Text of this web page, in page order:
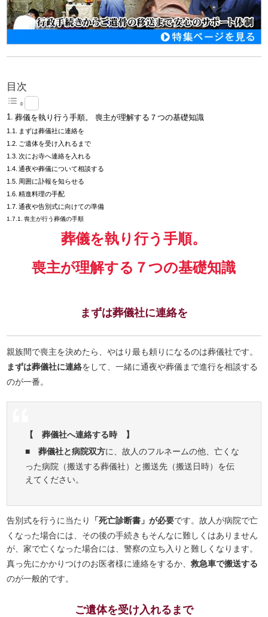
目次
葬儀を執り行う手順。 喪主が理解する７つの基礎知識
まずは葬儀社に連絡を
ご遺体を受け入れるまで
次にお寺へ連絡を入れる
通夜や葬儀について相談する
周囲に訃報を知らせる
精進料理の手配
通夜や告別式に向けての準備
喪主が行う葬儀の手順
葬儀を執り行う手順。
喪主が理解する７つの基礎知識
まずは葬儀社に連絡を
親族間で喪主を決めたら、やはり最も頼りになるのは葬儀社です。
まずは葬儀社に連絡をして、一緒に通夜や葬儀まで進行を相談する
のが一番。
【 葬儀社へ連絡する時 】
■葬儀社と病院双方に、故人のフルネームの他、亡くな
った病院（搬送する葬儀社）と搬送先（搬送日時）を伝
えてください。
告別式を行うに当たり 「死亡診断書」が必要です。故人が病院で亡
くなった場合には、その後の手続きもそんなに難しくはありません
が、家で亡くなった場合には、警察の立ち入りと難しくなります。
真っ先にかかりつけのお医者様に連絡をするか、救急車で搬送する
のが一般的です。
ご遺体を受け入れるまで